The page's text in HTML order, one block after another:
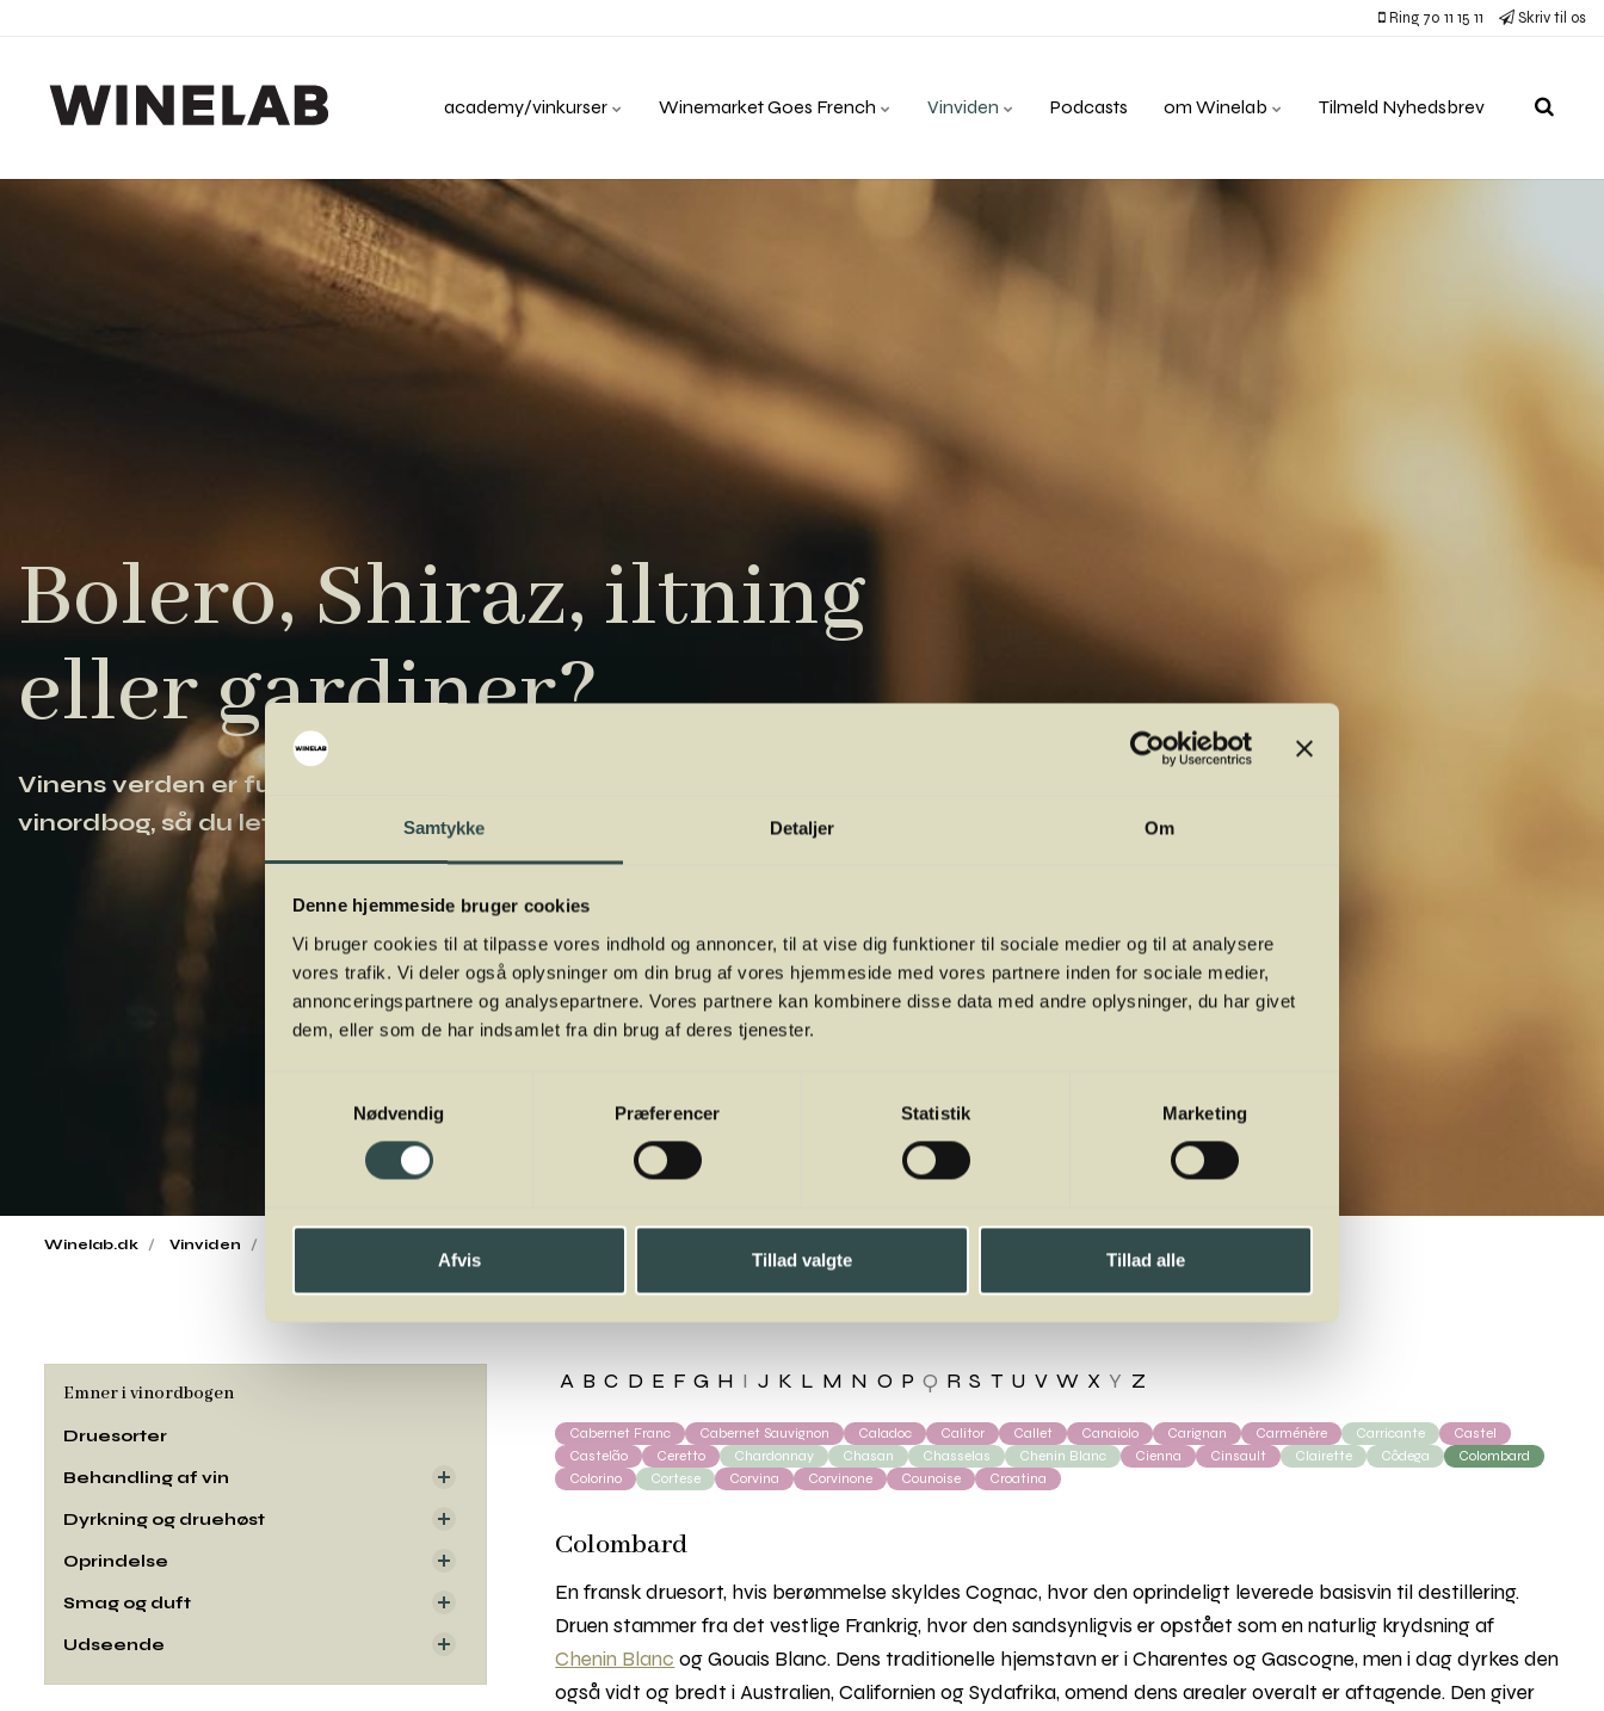
Samtykke Detaljer Om
Denne hjemmeside bruger cookies
Vi bruger cookies til at tilpasse vores indhold og annoncer, til at vise dig funktioner til sociale medier og til at analysere
vores trafik. Vi deler også oplysninger om din brug af vores hjemmeside med vores partnere inden for sociale medier,
annonceringspartnere og analysepartnere. Vores partnere kan kombinere disse data med andre oplysninger, du har givet
dem, eller som de har indsamlet fra din brug af deres tjenester.
Nødvendig
Præferencer Statistik Marketing
Afvis Tillad valgte Tillad alle
Ring 70 11 15 11 Skriv til os
academy/vinkurser Winemarket Goes French Vinviden Podcasts om Winelab Tilmeld Nyhedsbrev
Bolero, Shiraz, iltning
eller gardiner?
Vinens verden er fuld af komplicerede udtryk. Vi har samlet de vigtigste i vores
vinordbog, så du lettere kan navigere og orientere dig.
Winelab.dk Vinviden
A B C D E F G H I J K L M N O P Q R S T U V W X Y Z
Cabernet Franc Cabernet Sauvignon Caladoc Calitor Callet Canaiolo Carignan Carménère Carricante
Castel
Castelão
Ceretto Chardonnay Chasan Chasselas Chenin Blanc Cienna Cinsault Clairette Côdega
Colombard
Colorino
Cortese Corvina Corvinone Counoise Croatina
Colombard
En fransk druesort, hvis berømmelse skyldes Cognac, hvor den oprindeligt leverede basisvin til destillering.
Druen stammer fra det vestlige Frankrig, hvor den sandsynligvis er opstået som en naturlig krydsning af
Chenin Blanc og Gouais Blanc. Dens traditionelle hjemstavn er i Charentes og Gascogne, men i dag dyrkes den
også vidt og bredt i Australien, Californien og Sydafrika, omend dens arealer overalt er aftagende. Den giver
Emner i vinordbogen
Druesorter
Behandling af vin
Dyrkning og druehøst
Oprindelse
Smag og duft
Udseende